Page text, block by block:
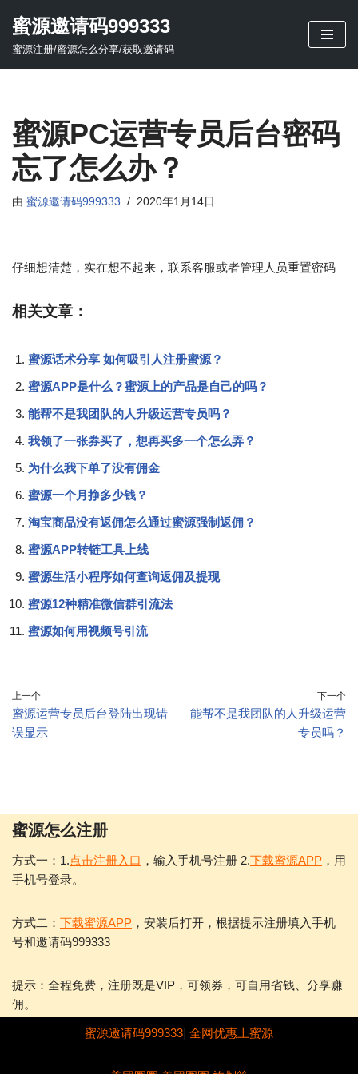
跳
蜜源邀请码999333
蜜源注册/蜜源怎么分享/获取邀请码
蜜源PC运营专员后台密码
忘了怎么办？
由 蜜源邀请码999333 2020年1月14日
仔细想清楚，实在想不起来，联系客服或者管理人员重置密码
相关文章：
蜜源话术分享 如何吸引人注册蜜源？
蜜源APP是什么？蜜源上的产品是自己的吗？
能帮不是我团队的人升级运营专员吗？
我领了一张券买了，想再买多一个怎么弄？
为什么我下单了没有佣金
蜜源一个月挣多少钱？
淘宝商品没有返佣怎么通过蜜源强制返佣？
蜜源APP转链工具上线
蜜源生活小程序如何查询返佣及提现
蜜源12种精准微信群引流法
蜜源如何用视频号引流
上一个
蜜源运营专员后台登陆出现错
误显示
下一个
能帮不是我团队的人升级运营
专员吗？
蜜源怎么注册
方式一：1.点击注册入口 ，输入手机号注册 2.下载蜜源APP ，用
手机号登录。
方式二： 下载蜜源APP ，安装后打开，根据提示注册填入手机
号和邀请码999333
提示：全程免费，注册既是VIP，可领券，可自用省钱、分享赚
佣。
蜜源邀请码999333| 全网优惠上蜜源